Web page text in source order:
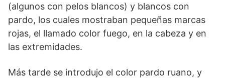
(algunos con pelos blancos) y blancos con
pardo, los cuales mostraban pequeñas marcas
rojas, el llamado color fuego, en la cabeza y en
las extremidades.
Más tarde se introdujo el color pardo ruano, y